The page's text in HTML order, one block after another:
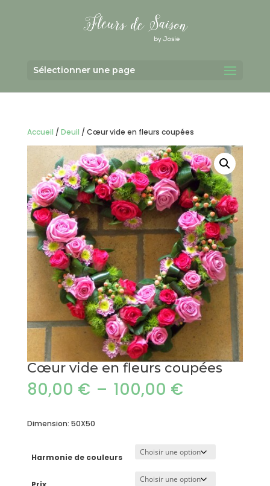
Sélectionner une page
Accueil / Deuil / Cœur vide en fleurs coupées
Cœur vide en fleurs coupées
80,00 € – 100,00 €Plage
100,00 €
Dimension: 50X50
Harmonie de couleurs